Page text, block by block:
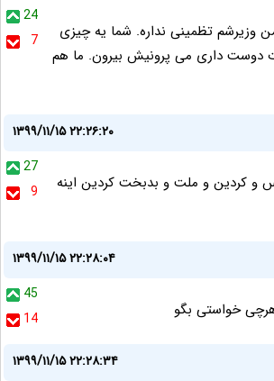
24
7
وزیرشم تظمینی نداره. شما یه چیزی
دوست داری می پرونیش بیرون. ما هم
۱۳۹۹/۱۱/۱۵ ۲۲:۲۶:۲۰
27
9
و کردین و ملت و بدبخت کردین اینه
۱۳۹۹/۱۱/۱۵ ۲۲:۲۸:۰۴
45
14
خواستی بگو
۱۳۹۹/۱۱/۱۵ ۲۲:۲۸:۳۴